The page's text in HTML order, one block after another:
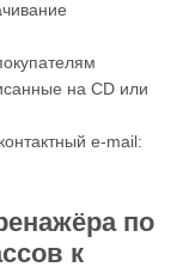
на CD или
e-mail:
по
к